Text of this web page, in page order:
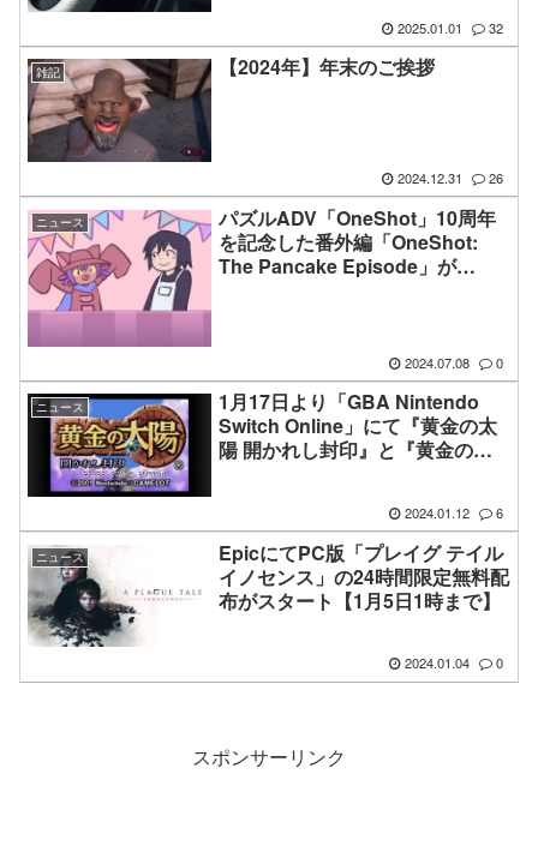
2025.01.01 32
雑記 【2024年】年末のご挨拶
2024.12.31 26
ニュース
パズルADV「OneShot」10周年
を記念した番外編「OneShot:
The Pancake Episode」が
2024.07.08 0
ニュース
1月17日より「GBA Nintendo
Switch Online」にて『黄金の太
陽 開かれし封印』と『黄金の太
2024.01.12 6
ニュース
EpicにてPC版「プレイグ テイル
イノセンス」の24時間限定無料配
布がスタート【1月5日1時まで】
2024.01.04 0
スポンサーリンク